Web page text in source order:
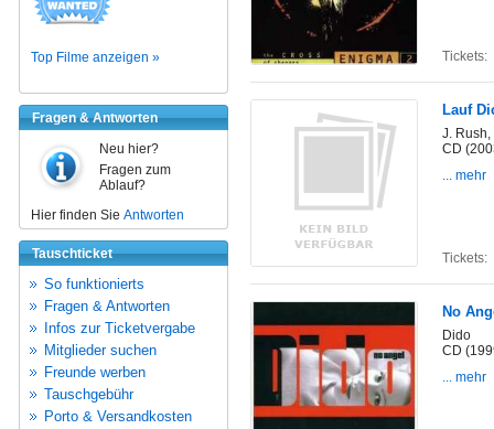
Top Filme anzeigen »
Fragen & Antworten
Neu hier?
Fragen zum
Ablauf?
Hier finden Sie Antworten
Tauschticket
So funktionierts
Fragen & Antworten
Infos zur Ticketvergabe
Mitglieder suchen
Freunde werben
Tauschgebühr
Porto & Versandkosten
Tickets:
Lauf
J. Rush,
CD
... mehr
Tickets:
No
Dido
CD
... mehr